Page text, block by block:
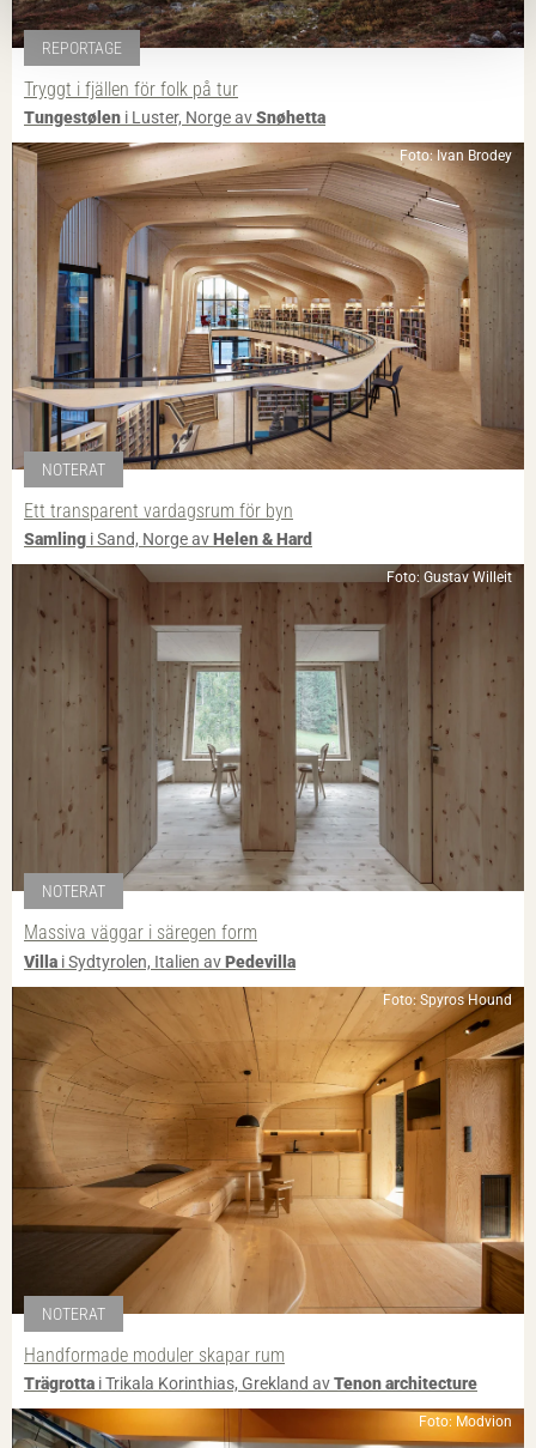
REPORTAGE
Tryggt i fjällen för folk på tur
Tungestølen i Luster, Norge avSnøhetta
Foto: Ivan Brodey
NOTERAT
Ett transparent vardagsrum för byn
Samling i Sand, Norge avHelen & Hard
Foto: Gustav Willeit
NOTERAT
Massiva väggar i säregen form
Villa i Sydtyrolen, Italien avPedevilla
Foto: Spyros Hound
NOTERAT
Handformade moduler skapar rum
Trägrotta i Trikala Korinthias, Grekland avTenon architecture
Foto: Modvion